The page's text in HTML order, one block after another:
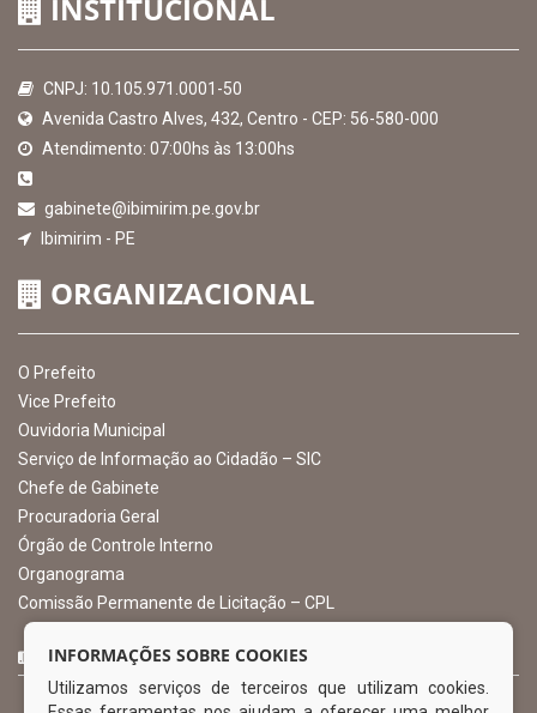
Hora:
2026
MAPA DO SITE
INSTITUCIONAL
Atendimento: 07:00hs às 13:00hs
gabinete@ibimirim.pe.gov.br
Ibimirim - PE
ORGANIZACIONAL
O Prefeito
Vice Prefeito
Ouvidoria Municipal
Serviço de Informação ao Cidadão – SIC
INFORMAÇÕES SOBRE COOKIES
Utilizamos serviços de terceiros que utilizam cookies.